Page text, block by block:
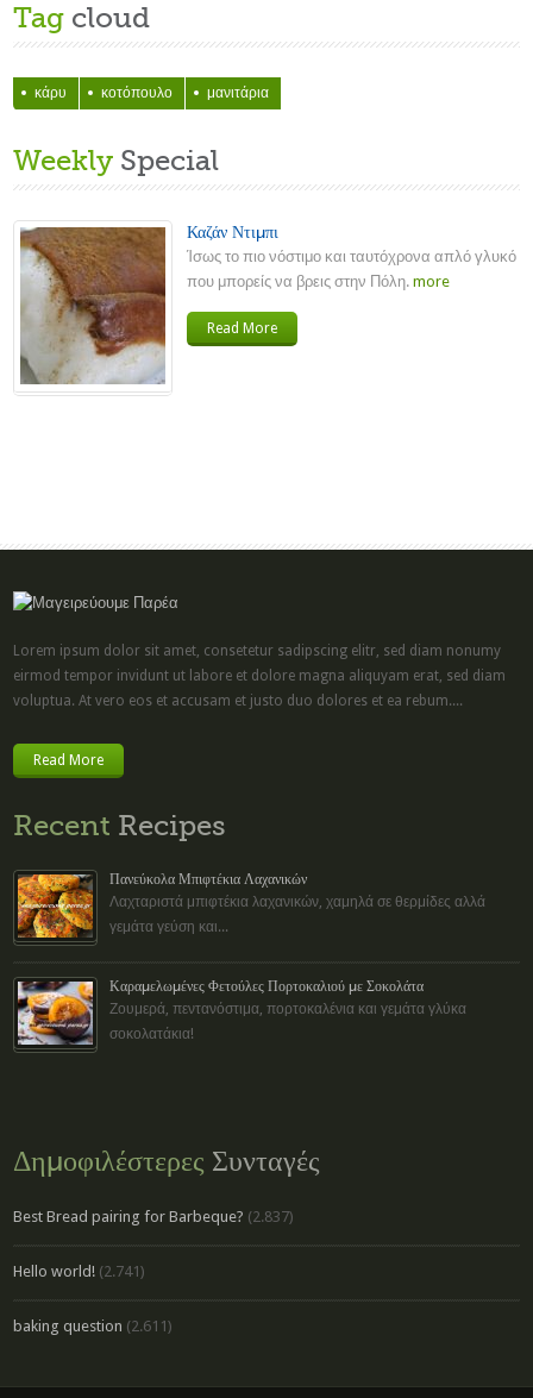
Tag cloud
κάρυ κοτόπουλο μανιτάρια
Weekly Special
Καζάν Ντιμπι
Ίσως το πιο νόστιμο και ταυτόχρονα απλό γλυκό
που μπορείς να βρεις στην Πόλη. more
Read More
Lorem ipsum dolor sit amet, consetetur sadipscing elitr, sed diam nonumy
eirmod tempor invidunt ut labore et dolore magna aliquyam erat, sed diam
voluptua. At vero eos et accusam et justo duo dolores et ea rebum....
Read More
Recent Recipes
Πανεύκολα Μπιφτέκια Λαχανικών
Λαχταριστά μπιφτέκια λαχανικών, χαμηλά σε θερμίδες αλλά
γεμάτα γεύση και...
Καραμελωμένες Φετούλες Πορτοκαλιού με Σοκολάτα
Ζουμερά, πεντανόστιμα, πορτοκαλένια και γεμάτα γλύκα
σοκολατάκια!
Δημοφιλέστερες Συνταγές
Best Bread pairing for Barbeque? (2.837)
Hello world! (2.741)
baking question (2.611)